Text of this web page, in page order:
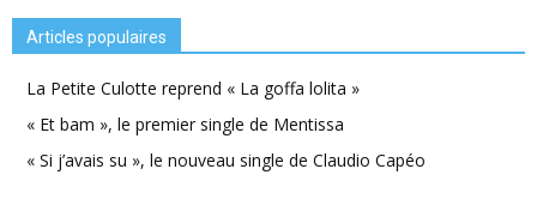
Articles populaires
La Petite Culotte reprend « La goffa lolita »
« Et bam », le premier single de Mentissa
« Si j’avais su », le nouveau single de Claudio Capéo